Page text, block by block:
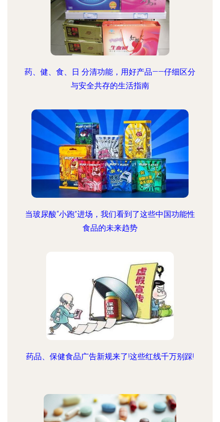
药、健、食、日 分清功能，用好产品——仔细区分
与安全共存的生活指南
当玻尿酸“小跑”进场，我们看到了这些中国功能性
食品的未来趋势
药品、保健食品广告新规来了!这些红线千万别踩!